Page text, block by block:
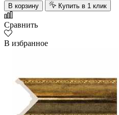
В корзину Купить в 1 клик
Сравнить
В избранное